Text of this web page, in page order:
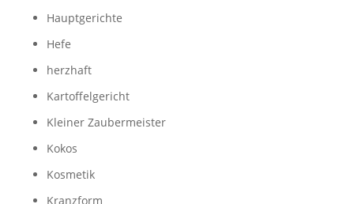
Hauptgerichte
Hefe
herzhaft
Kartoffelgericht
Kleiner Zaubermeister
Kokos
Kosmetik
Kranzform